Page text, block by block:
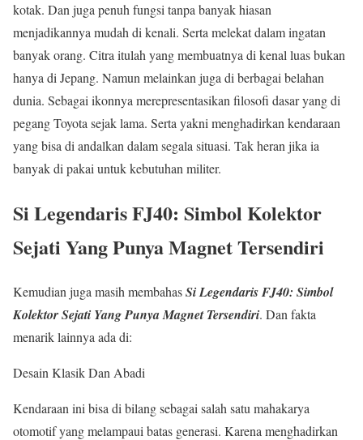
kotak. Dan juga penuh fungsi tanpa banyak hiasan
menjadikannya mudah di kenali. Serta melekat dalam ingatan
banyak orang. Citra itulah yang membuatnya di kenal luas bukan
hanya di Jepang. Namun melainkan juga di berbagai belahan
dunia. Sebagai ikonnya merepresentasikan filosofi dasar yang di
pegang Toyota sejak lama. Serta yakni menghadirkan kendaraan
yang bisa di andalkan dalam segala situasi. Tak heran jika ia
banyak di pakai untuk kebutuhan militer.
Si Legendaris FJ40: Simbol Kolektor
Sejati Yang Punya Magnet Tersendiri
Kemudian juga masih membahasSi Legendaris FJ40: Simbol
Kolektor Sejati Yang Punya Magnet Tersendiri. Dan fakta
menarik lainnya ada di:
Desain Klasik Dan Abadi
Kendaraan ini bisa di bilang sebagai salah satu mahakarya
otomotif yang melampaui batas generasi. Karena menghadirkan